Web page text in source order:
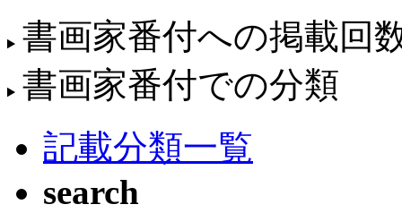
書画家番付への掲載回
書画家番付での分類
記載分類一覧
search